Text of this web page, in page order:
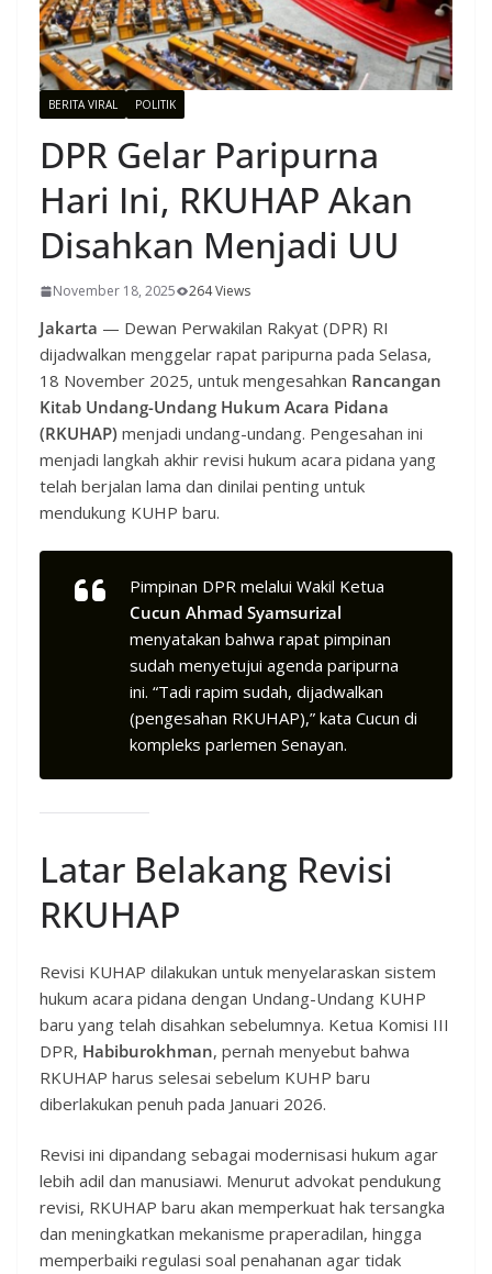
BERITA VIRAL POLITIK
DPR Gelar Paripurna
Hari Ini, RKUHAP Akan
Disahkan Menjadi UU
November 18, 2025 264 Views
Jakarta — Dewan Perwakilan Rakyat (DPR) RI
dijadwalkan menggelar rapat paripurna pada Selasa,
18 November 2025, untuk mengesahkan Rancangan
Kitab Undang-Undang Hukum Acara Pidana
(RKUHAP) menjadi undang-undang. Pengesahan ini
menjadi langkah akhir revisi hukum acara pidana yang
telah berjalan lama dan dinilai penting untuk
mendukung KUHP baru.
Pimpinan DPR melalui Wakil Ketua
Cucun Ahmad Syamsurizal
menyatakan bahwa rapat pimpinan
sudah menyetujui agenda paripurna
ini. “Tadi rapim sudah, dijadwalkan
(pengesahan RKUHAP),” kata Cucun di
kompleks parlemen Senayan.
Latar Belakang Revisi
RKUHAP
Revisi KUHAP dilakukan untuk menyelaraskan sistem
hukum acara pidana dengan Undang-Undang KUHP
baru yang telah disahkan sebelumnya. Ketua Komisi III
DPR, Habiburokhman, pernah menyebut bahwa
RKUHAP harus selesai sebelum KUHP baru
diberlakukan penuh pada Januari 2026.
Revisi ini dipandang sebagai modernisasi hukum agar
lebih adil dan manusiawi. Menurut advokat pendukung
revisi, RKUHAP baru akan memperkuat hak tersangka
dan meningkatkan mekanisme praperadilan, hingga
memperbaiki regulasi soal penahanan agar tidak